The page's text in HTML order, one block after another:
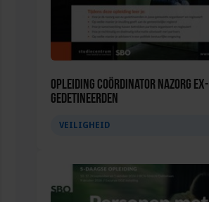
Opleiding Coördinator nazorg ex-
gedetineerden
VEILIGHEID